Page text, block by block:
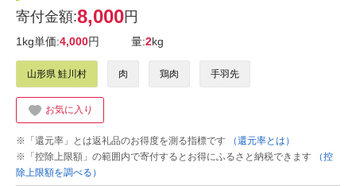
寄付金額:8,000円
1kg単価:4,000円 量:2kg
山形県 鮭川村 肉 鶏肉 手羽先
お気に入り
※「還元率」とは返礼品のお得度を測る指標です
（還元率とは）
※「控除上限額」の範囲内で寄付するとお得にふるさと納税できます
（控
除上限額を調べる）